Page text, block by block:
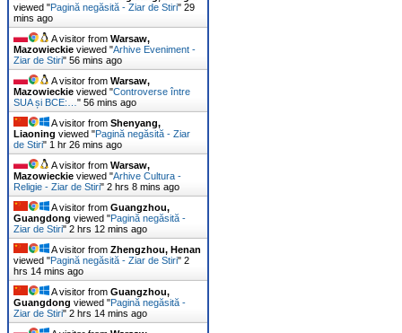
viewed "Pagină negăsită - Ziar de Stiri" 29
mins ago
A visitor from Warsaw,
Mazowieckie viewed "Arhive Eveniment -
Ziar de Stiri" 56 mins ago
A visitor from Warsaw,
Mazowieckie viewed "Controverse între
SUA și BCE:… " 56 mins ago
A visitor from Shenyang,
Liaoning viewed "Pagină negăsită - Ziar
de Stiri" 1 hr 26 mins ago
A visitor from Warsaw,
Mazowieckie viewed "Arhive Cultura -
Religie - Ziar de Stiri" 2 hrs 8 mins ago
A visitor from Guangzhou,
Guangdong viewed "Pagină negăsită -
Ziar de Stiri" 2 hrs 12 mins ago
A visitor from Zhengzhou, Henan
viewed "Pagină negăsită - Ziar de Stiri" 2
hrs 14 mins ago
A visitor from Guangzhou,
Guangdong viewed "Pagină negăsită -
Ziar de Stiri" 2 hrs 14 mins ago